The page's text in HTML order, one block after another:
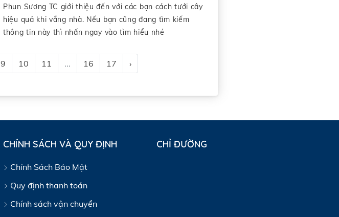
Phun Sương TC giới thiệu đến với các bạn cách tưới cây
hiệu quả khi vắng nhà. Nếu bạn cũng đang tìm kiếm
thông tin này thì nhấn ngay vào tìm hiểu nhé
9 10 11 ... 16 17 ›
CHÍNH SÁCH VÀ QUY ĐỊNH
Chính Sách Bảo Mật
Quy định thanh toán
Chính sách vận chuyển
CHỈ ĐƯỜNG